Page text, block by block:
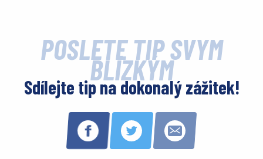
POŠLETE TIP SVÝM
BLÍZKÝM
Sdílejte tip na dokonalý zážitek!